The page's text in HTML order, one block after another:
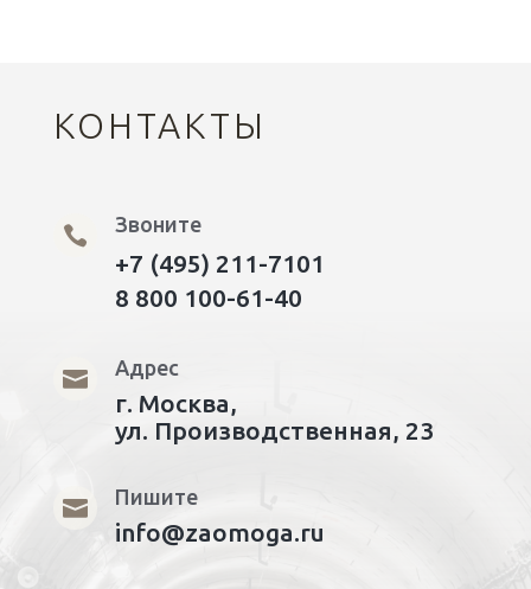
КОНТАКТЫ
 Звоните
+7 (495) 211-7101
8 800 100-61-40
 Адрес
г. Москва,
ул. Производственная, 23
 Пишите
info@zaomoga.ru